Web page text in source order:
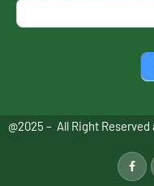
@2025 – All Right